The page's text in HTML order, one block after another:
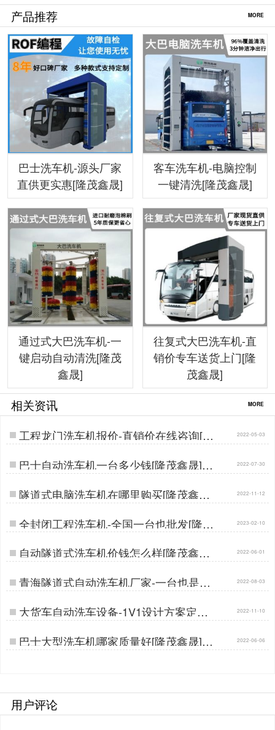
产品推荐 MORE
巴士洗车机-源头厂家
直供更实惠[隆茂鑫晟]
客车洗车机-电脑控制
一键清洗[隆茂鑫晟]
通过式大巴洗车机-一
键启动自动清洗[隆茂
鑫晟]
往复式大巴洗车机-直
销价专车送货上门[隆
茂鑫晟]
相关资讯 MORE
工程龙门洗车机报价-直销价在线咨询[隆
茂鑫晟]…
2022-05-03
巴士自动洗车机一台多少钱[隆茂鑫晟]… 2022-07-30
隧道式电脑洗车机在哪里购买[隆茂鑫晟]
…
2022-11-12
全封闭工程洗车机-全国一台也批发[隆茂
鑫晟]…
2023-02-10
自动隧道式洗车机价钱怎么样[隆茂鑫晟]
…
2022-06-01
青海隧道式自动洗车机厂家-一台也是批
发价[隆茂鑫晟]…
2022-08-03
大货车自动洗车设备-1V1设计方案定制
生产[隆茂鑫晟]…
2022-11-10
巴士大型洗车机哪家质量好[隆茂鑫晟]… 2022-06-06
用户评论